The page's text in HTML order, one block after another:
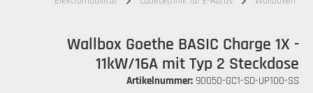
Wallbox Goethe BASIC Charge 1X -
11kW/16A mit Typ 2 Steckdose
Artikelnummer: 90050-GC1-SD-UP100-SS